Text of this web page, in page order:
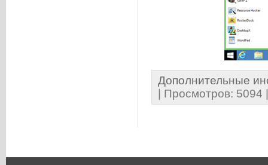
Дополнительные
| Просмотров: 5094